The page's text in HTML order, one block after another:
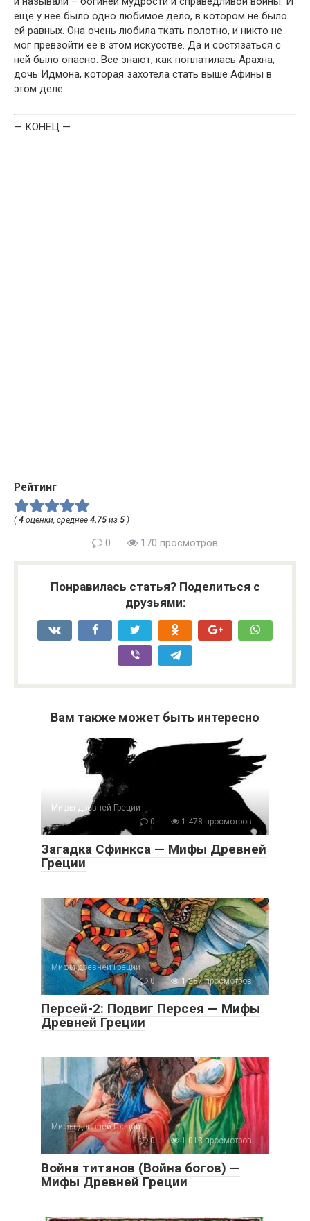
еще у нее было одно любимое дело, в котором не было
ей равных. Она очень любила ткать полотно, и никто не
мог превзойти ее в этом искусстве. Да и состязаться с
ней было опасно. Все знают, как поплатилась Арахна,
дочь Идмона, которая захотела стать выше Афины в
этом деле.
— КОНЕЦ —
Рейтинг
( 4 оценки, среднее 4.75 из 5 )
0 170 просмотров
Понравилась статья? Поделиться с
друзьями:
Вам также может быть интересно
Мифы древней Греции
0
1 478 просмотров
Загадка Сфинкса — Мифы Древней
Греции
Мифы древней Греции
0
1 287 просмотров
Персей-2: Подвиг Персея — Мифы
Древней Греции
Мифы древней Греции
0
1 013 просмотров
Война титанов (Война богов) —
Мифы Древней Греции